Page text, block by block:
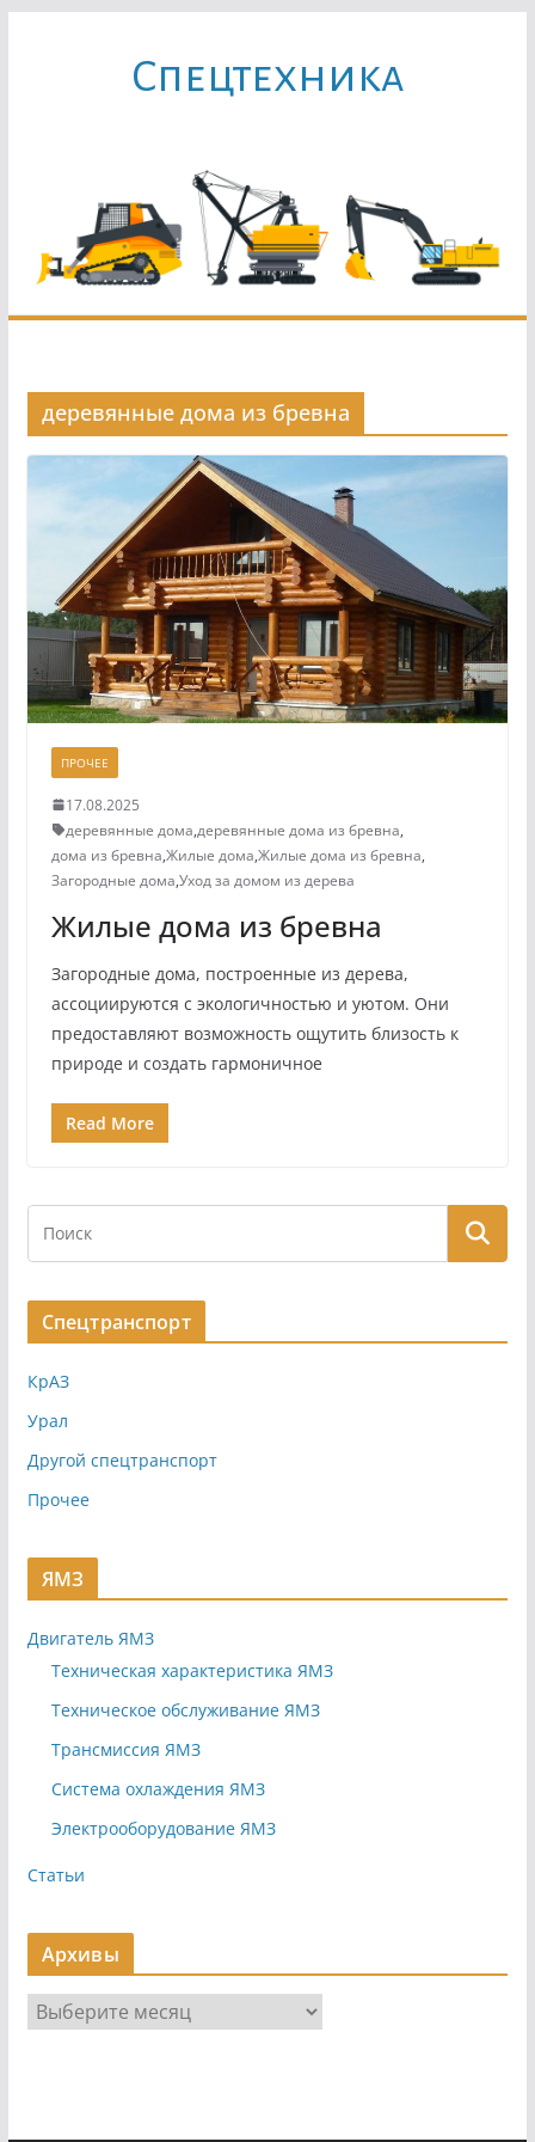
содержимомуCпецтехника
деревянные дома из бревна
ПРОЧЕЕ
17.08.2025
деревянные дома,деревянные дома из бревна,
дома из бревна,Жилые дома,Жилые дома из бревна,
Загородные дома,Уход за домом из дерева
Жилые дома из бревна
Загородные дома, построенные из дерева,
ассоциируются с экологичностью и уютом. Они
предоставляют возможность ощутить близость к
природе и создать гармоничное
Read More
Спецтранспорт
КрАЗ
Урал
Другой спецтранспорт
Прочее
ЯМЗ
Двигатель ЯМЗ
Техническая характеристика ЯМЗ
Техническое обслуживание ЯМЗ
Трансмиссия ЯМЗ
Система охлаждения ЯМЗ
Электрооборудование ЯМЗ
Статьи
Архивы
р